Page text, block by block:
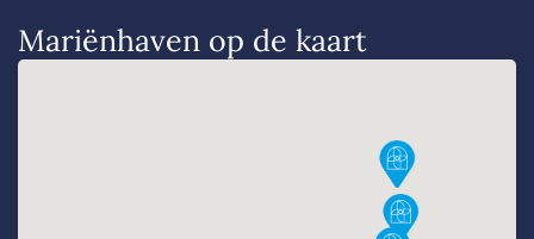
Mariënhaven op de kaart